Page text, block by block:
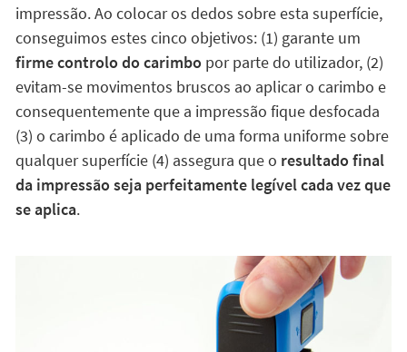
(3) o carimbo é aplicado de uma forma uniforme sobre
qualquer superfície (4) assegura que o resultado final
da impressão seja perfeitamente legível cada vez que
se aplica.